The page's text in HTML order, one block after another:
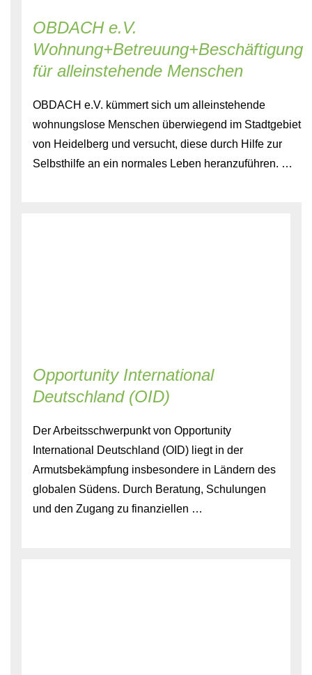
OBDACH e.V.
Wohnung+Betreuung+Beschäftigung
für alleinstehende Menschen
OBDACH e.V. kümmert sich um alleinstehende
wohnungslose Menschen überwiegend im Stadtgebiet
von Heidelberg und versucht, diese durch Hilfe zur
Selbsthilfe an ein normales Leben heranzuführen. …
Opportunity International
Deutschland (OID)
Der Arbeitsschwerpunkt von Opportunity
International Deutschland (OID) liegt in der
Armutsbekämpfung insbesondere in Ländern des
globalen Südens. Durch Beratung, Schulungen
und den Zugang zu finanziellen …